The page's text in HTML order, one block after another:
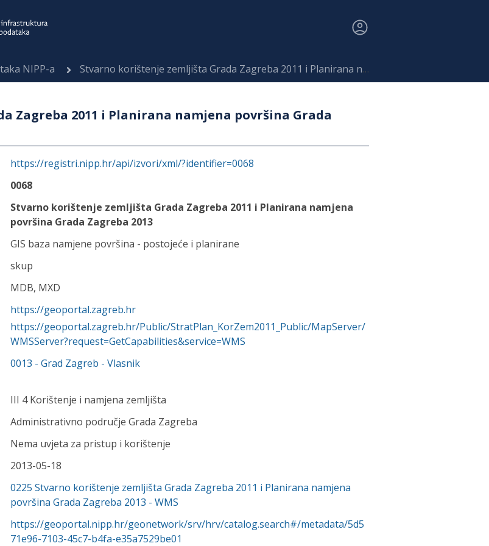
NIPP-a Stvarno korištenje zemljišta Grada Zagreba 2011 i Planirana namjena površina Grada Zagreba 2013
Zagreba 2011 i Planirana namjena površina Grada
https://registri.nipp.hr/api/izvori/xml/?identifier=0068
0068
Stvarno korištenje zemljišta Grada Zagreba 2011 i Planirana namjena
površina Grada Zagreba 2013
GIS baza namjene površina - postojeće i planirane
skup
MDB, MXD
https://geoportal.zagreb.hr
https://geoportal.zagreb.hr/Public/StratPlan_KorZem2011_Public/MapServer/
WMSServer?request=GetCapabilities&service=WMS
0013 - Grad Zagreb - Vlasnik
III 4 Korištenje i namjena zemljišta
Administrativno područje Grada Zagreba
Nema uvjeta za pristup i korištenje
2013-05-18
0225 Stvarno korištenje zemljišta Grada Zagreba 2011 i Planirana namjena
površina Grada Zagreba 2013 - WMS
https://geoportal.nipp.hr/geonetwork/srv/hrv/catalog.search#/metadata/5d5
71e96-7103-45c7-b4fa-e35a7529be01